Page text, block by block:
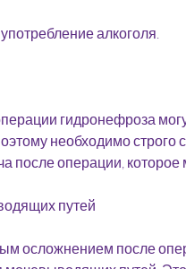
алкоголя.
гидронефроза
необходимо строго
после операции, которое
путей
осложнением после